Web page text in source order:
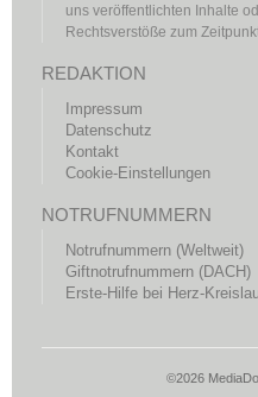
uns veröffentlichten Inhalte
Rechtsverstöße zum
REDAKTION
Impressum
Datenschutz
Kontakt
Cookie-Einstellungen
NOTRUFNUMMERN
Notrufnummern (Weltweit)
Giftnotrufnummern (DACH)
Erste-Hilfe bei Herz-
©2026